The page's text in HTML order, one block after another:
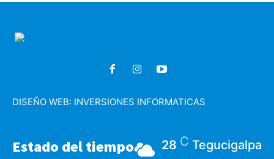
DISEÑO WEB: INVERSIONES INFORMATICAS
Estado del tiempo 28 C Tegucigalpa